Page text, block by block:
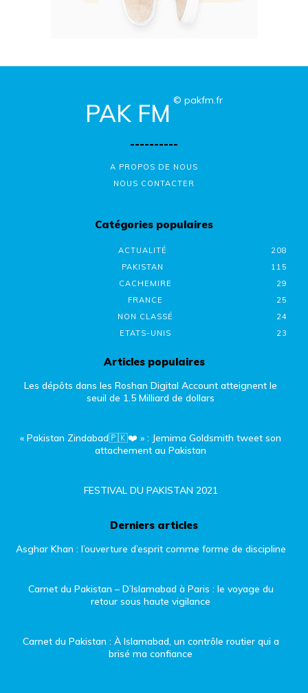
PAK FM © pakfm.fr
----------
A PROPOS DE NOUS
NOUS CONTACTER
Catégories populaires
ACTUALITÉ
208
PAKISTAN
115
CACHEMIRE
29
FRANCE
25
NON CLASSÉ
24
ETATS-UNIS
23
Articles populaires
Les dépôts dans les Roshan Digital Account atteignent le
seuil de 1.5 Milliard de dollars
« Pakistan Zindabad🇵🇰❤️ » : Jemima Goldsmith tweet son
attachement au Pakistan
FESTIVAL DU PAKISTAN 2021
Derniers articles
Asghar Khan : l’ouverture d’esprit comme forme de discipline
Carnet du Pakistan – D’Islamabad à Paris : le voyage du
retour sous haute vigilance
Carnet du Pakistan : À Islamabad, un contrôle routier qui a
brisé ma confiance